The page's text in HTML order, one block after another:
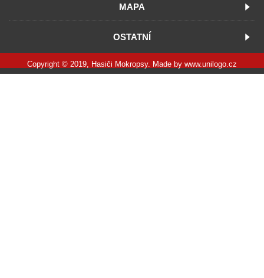
MAPA
OSTATNÍ
Copyright © 2019, Hasiči Mokropsy. Made by www.unilogo.cz